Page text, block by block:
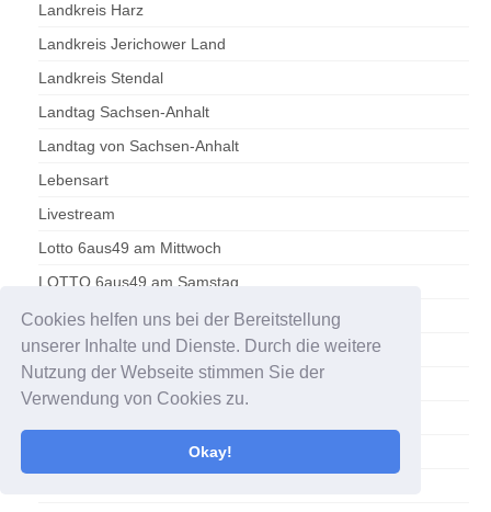
Cookies helfen uns bei der Bereitstellung
unserer Inhalte und Dienste. Durch die weitere
Nutzung der Webseite stimmen Sie der
Verwendung von Cookies zu.
Okay!
Landkreis Harz
Landkreis Jerichower Land
Landkreis Stendal
Landtag Sachsen-Anhalt
Landtag von Sachsen-Anhalt
Lebensart
Livestream
Lotto 6aus49 am Mittwoch
LOTTO 6aus49 am Samstag
Magdeburg
Magdeburger Verkehrsbetriebe
Magdeburger Wasserballer